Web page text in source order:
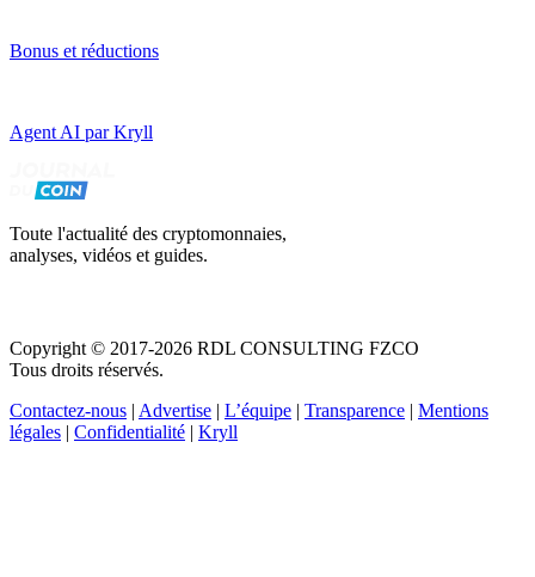
Bonus et réductions
Agent AI par Kryll
Toute l'actualité des cryptomonnaies,
analyses, vidéos et guides.
Copyright © 2017-2026 RDL CONSULTING FZCO
Tous droits réservés.
Contactez-nous | Advertise | L’équipe | Transparence | Mentions
légales | Confidentialité | Kryll